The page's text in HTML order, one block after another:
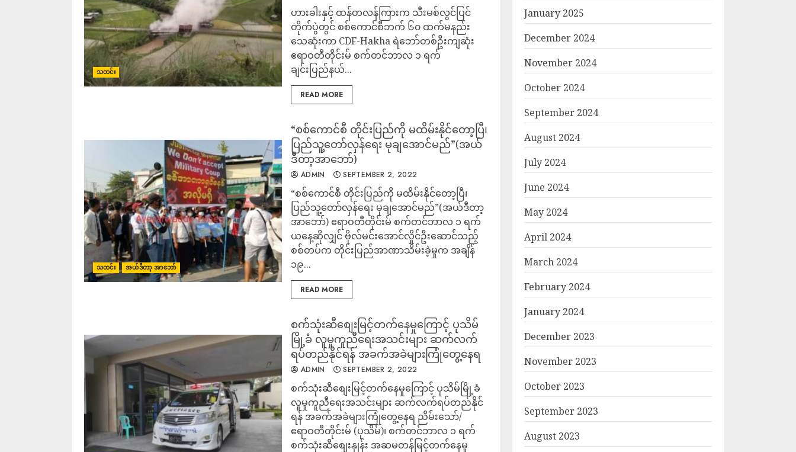
သတင်း
ဟားခါးနှင့် ထန်တလန်ကြားက သီးမစ်လွင်ပြင်
တိုက်ပွဲတွင် စစ်ကောင်စီဘက် ၆၀ ထက်မနည်း
သေဆုံးကာ CDF-Hakha ရဲဘော်တစ်ဦးကျဆုံး
ဧရာဝတီတိုင်းမ် စက်တင်ဘာလ ၁ ရက်
ချင်းပြည်နယ်...
READ MORE
သတင်း အယ်ဒီတာ့ အာဘော်
“စစ်ကောင်စီ တိုင်းပြည်ကို မထိမ်းနိုင်တော့ပြီ၊
ပြည်သူ့တော်လှန်ရေး မုချအောင်မည်”(အယ်
ဒီတာ့အာဘော်)
ADMIN SEPTEMBER 2, 2022
“စစ်ကောင်စီ တိုင်းပြည်ကို မထိမ်းနိုင်တော့ပြီ၊
ပြည်သူ့တော်လှန်ရေး မုချအောင်မည်”(အယ်ဒီတာ့
အာဘော်) ဧရာဝတီတိုင်းမ် စက်တင်ဘာလ ၁ ရက်
ယနေ့ဆိုလျှင် ဗိုလ်မင်းအောင်လှိုင်ဦးဆောင်သည့်
စစ်တပ်က တိုင်းပြည်အာဏာသိမ်းခဲ့မှုက အချိန်
၁၉...
READ MORE
စက်သုံးဆီစျေးမြင့်တက်နေမှုကြောင့် ပုသိမ်
မြို့ခံ လူမှုကူညီရေးအသင်းများ ဆက်လက်
ရပ်တည်နိုင်ရန် အခက်အခဲများကြုံတွေ့နေရ
ADMIN SEPTEMBER 2, 2022
စက်သုံးဆီစျေးမြင့်တက်နေမှုကြောင့် ပုသိမ်မြို့ခံ
လူမှုကူညီရေးအသင်းများ ဆက်လက်ရပ်တည်နိုင်
ရန် အခက်အခဲများကြုံတွေ့နေရ ညိမ်းသော်/
ဧရာဝတီတိုင်းမ် (ပုသိမ်)၊ စက်တင်ဘာလ ၁ ရက်
စက်သုံးဆီစျေးနှုန်း အဆမတန်မြင့်တက်နေမှု
January 2025
December 2024
November 2024
October 2024
September 2024
August 2024
July 2024
June 2024
May 2024
April 2024
March 2024
February 2024
January 2024
December 2023
November 2023
October 2023
September 2023
August 2023